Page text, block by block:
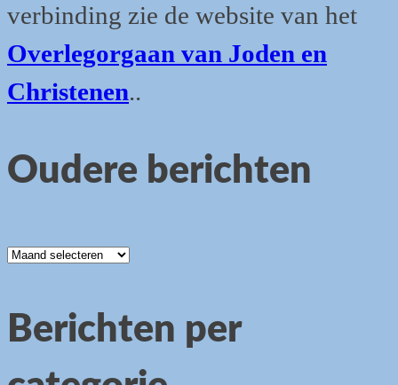
verbinding zie de website van het
Overlegorgaan van Joden en
Christenen..
Oudere berichten
Oudere
Berichten per